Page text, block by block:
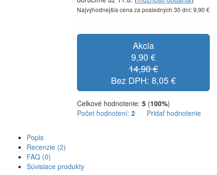
Najvýhodnejšia cena za posledných 30 dní: 9,90 €
Akcia
9,90 €
14,90 €
Bez DPH: 8,05 €
Celkové hodnotenie: 5 (100%)
Počet hodnotení: 2 Pridať hodnotenie
Popis
Recenzie (2)
FAQ (0)
Súvisiace produkty